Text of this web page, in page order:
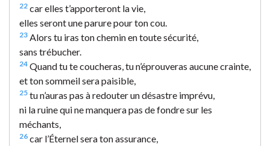
22 car elles t’apporteront la vie,
elles seront une parure pour ton cou.
23 Alors tu iras ton chemin en toute sécurité,
sans trébucher.
24 Quand tu te coucheras, tu n’éprouveras aucune crainte,
et ton sommeil sera paisible,
25 tu n’auras pas à redouter un désastre imprévu,
ni la ruine qui ne manquera pas de fondre sur les
méchants,
26 car l’Éternel sera ton assurance,